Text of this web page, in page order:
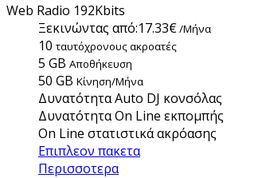
Web Radio 192Kbits
Ξεκινώντας από:17.33€/Μήνα
10 ταυτόχρονους ακροατές
5 GB Aποθήκευση
50 GB Κίνηση/Μήνα
Δυνατότητα Auto DJ κονσόλας
Δυνατότητα On Line εκπομπής
On Line στατιστικά ακρόασης
Επιπλεον πακετα
Περισσοτερα